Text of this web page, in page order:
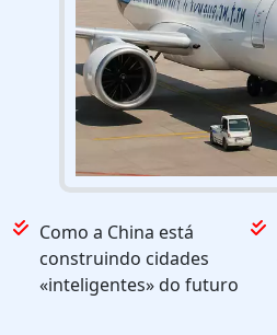
Como a China está
construindo cidades
«inteligentes» do futuro